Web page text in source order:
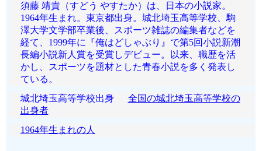
須藤 靖貴（すどう やすたか）は、日本の小説家。
1964年生まれ。東京都出身。城北埼玉高等学校、駒
澤大学文学部卒業後、スポーツ雑誌の編集者などを
経て、1999年に『俺はどしゃぶり』で第5回小説新潮
長編小説新人賞を受賞しデビュー。以来、職歴を活
かし、スポーツを題材とした青春小説を多く発表し
ている。
城北埼玉高等学校出身 全国の城北埼玉高等学校の
出身者
1964年生まれの人